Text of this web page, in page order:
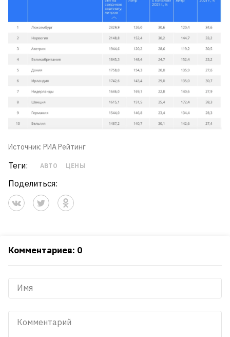
Источник: РИА Рейтинг
Теги: АВТО ЦЕНЫ
Поделиться:
Комментариев: 0